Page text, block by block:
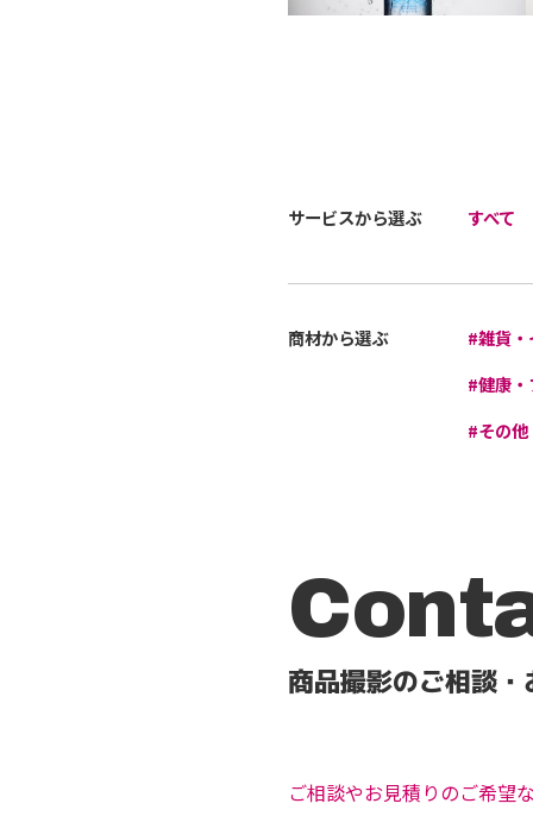
サービスから選ぶ すべて
商材から選ぶ
#雑貨
#健康
#その他
商品撮影のご相談・
ご相談やお見積りのご希望